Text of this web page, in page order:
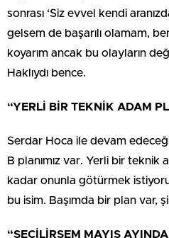
sonrası ‘Siz evvel kendi
gelsem de başarılı olamam,
koyarım ancak bu olayların
Haklıydı bence.
“YERLİ BİR TEKNİK ADAM
Serdar Hoca ile devam
B planımız var. Yerli bir teknik
kadar onunla götürmek
bu isim. Başımda bir plan var,
“SEÇİLİRSEM MAYIS